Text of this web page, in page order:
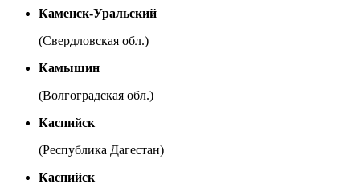
Каменск-Уральский
(Свердловская обл.)
Камышин
(Волгоградская обл.)
Каспийск
(Республика Дагестан)
Каспийск